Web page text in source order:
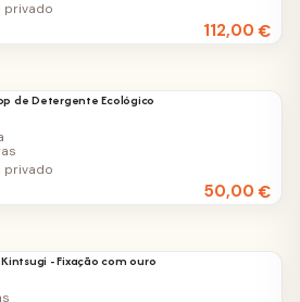
112,00€
privado
de Detergente Ecológico
50,00€
privado
- Fixação com ouro